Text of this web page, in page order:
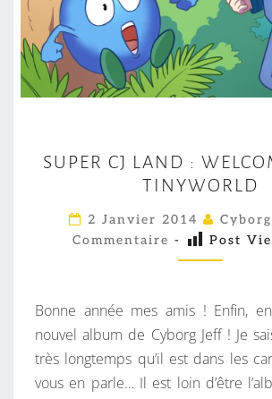
U
P
E
R
C
L
A
N
D
SUPER CJ LAND :
TINYWORLD
2 Janvier 2014
Commentaire - Post
Bonne année mes amis ! Enfin,
nouvel album de Cyborg Jeff ! Je
très longtemps qu’il est dans les
vous en parle… Il est loin d’être